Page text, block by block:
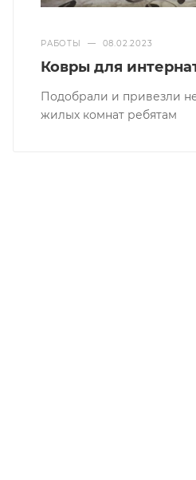
РАБОТЫ — 08.02.2023
Ковры для
Подобрали и привезли
жилых комнат ребятам